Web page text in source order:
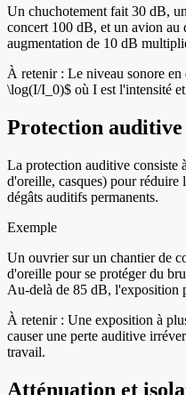
Un chuchotement fait 30 dB,
concert 100 dB, et un avion au
augmentation de 10 dB
À retenir : Le niveau sonore
\log(I/I_0)$ où I est l'intensité
Protection
La protection auditive consiste
d'oreille, casques) pour
dégâts auditifs permanents.
Exemple
Un ouvrier sur un chantier de
d'oreille pour se protéger du
Au-delà de 85 dB, l'exposition
À retenir : Une exposition à
causer une perte auditive
travail.
Atténuation et